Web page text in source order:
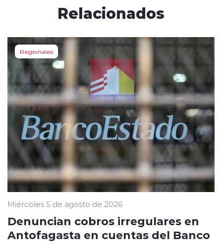
Relacionados
Regionales
Miércoles 5 de agosto de 2026
Denuncian cobros irregulares en
Antofagasta en cuentas del Banco